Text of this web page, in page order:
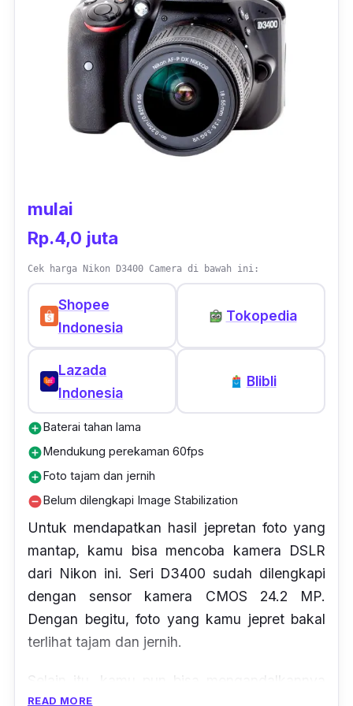
Dengan teknologi tersebut, pengambilan
gambar atau video akan lebih stabil dan
bebas dari goncangan, sehingga hasilnya
juga akan lebih bagus. Selain itu, fitur lain
berupa 360 Sweep Panorama juga
disematkan pada kamera Sony ini.
mulai
Rp.4,0 juta
Cek harga Nikon D3400 Camera di bawah ini:
Shopee
Indonesia
Tokopedia
Lazada
Indonesia
Blibli
add_circleBaterai tahan lama
add_circleMendukung perekaman 60fps
add_circleFoto tajam dan jernih
remove_circleBelum dilengkapi Image Stabilization
Untuk mendapatkan hasil jepretan foto yang
mantap, kamu bisa mencoba kamera DSLR
dari Nikon ini. Seri D3400 sudah dilengkapi
dengan sensor kamera CMOS 24.2 MP.
Dengan begitu, foto yang kamu jepret bakal
terlihat tajam dan jernih.
Selain itu, kamu pun bisa mengandalkannya
READ MORE